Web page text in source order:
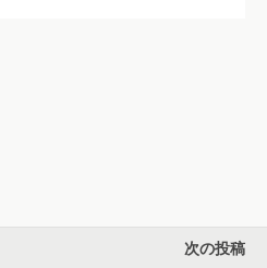
次の投稿